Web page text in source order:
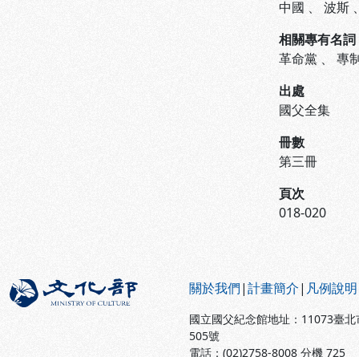
中國 、 波斯
相關專有名詞
革命黨 、 專
出處
國父全集
冊數
第三冊
頁次
018-020
關於我們|計畫簡介| 凡例說明
國立國父紀念館地址：11073臺
505號
電話：(02)2758-8008 分機 725